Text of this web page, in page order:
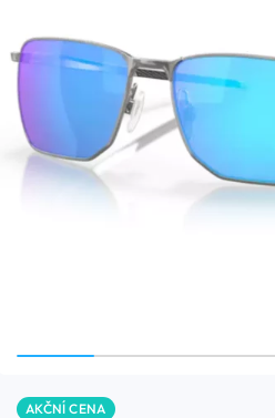
AKČNÍ CENA